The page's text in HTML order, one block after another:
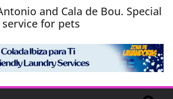
and Cala de Bou. Special
service for pets